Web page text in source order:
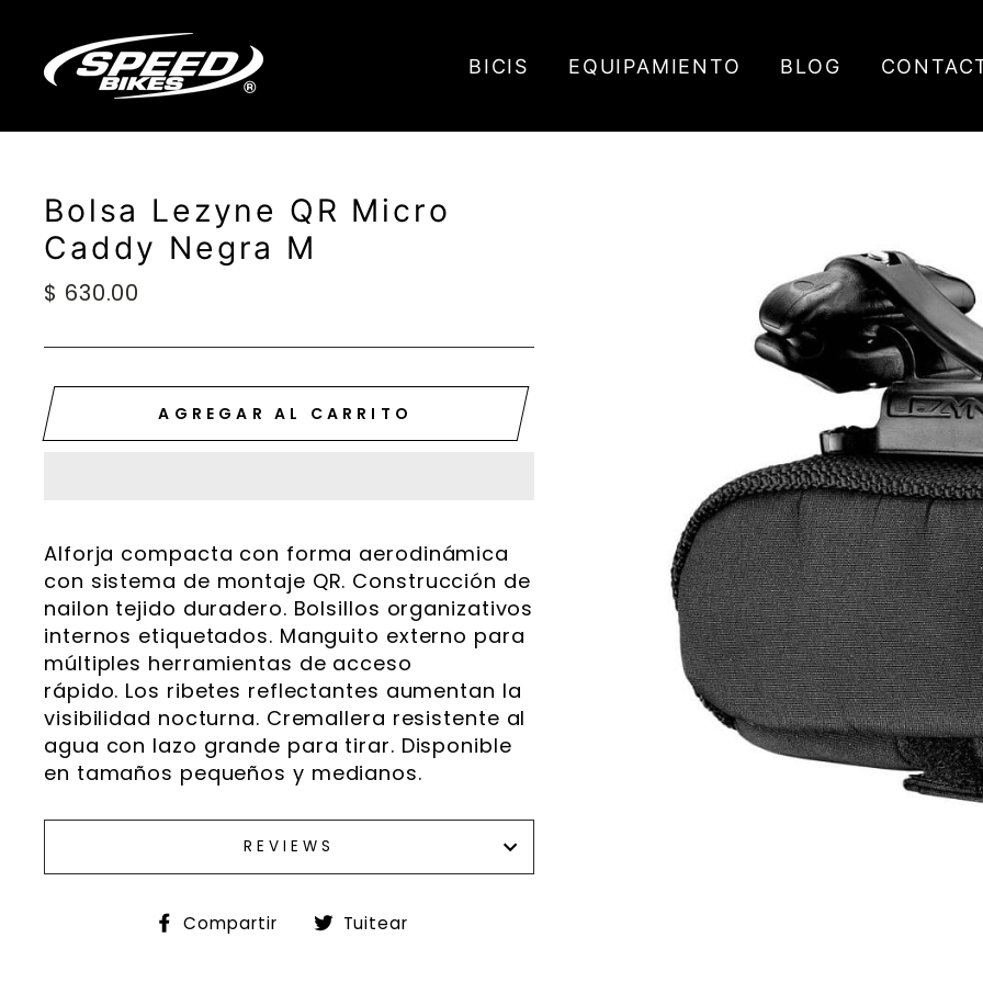
directamente
contenido
BICIS EQUIPAMIENTO BLOG
Bolsa Lezyne QR Micro
Caddy Negra M
Precio
$ 630.00
AGREGAR AL CARRITO
Alforja compacta con forma aerodinámica
con sistema de montaje QR. Construcción de
nailon tejido duradero. Bolsillos organizativos
internos etiquetados. Manguito externo para
múltiples herramientas de acceso
rápido. Los ribetes reflectantes aumentan la
visibilidad nocturna. Cremallera resistente al
agua con lazo grande para tirar. Disponible
en tamaños pequeños y medianos.
REVIEWS
Compartir
Compartir
Tuitear